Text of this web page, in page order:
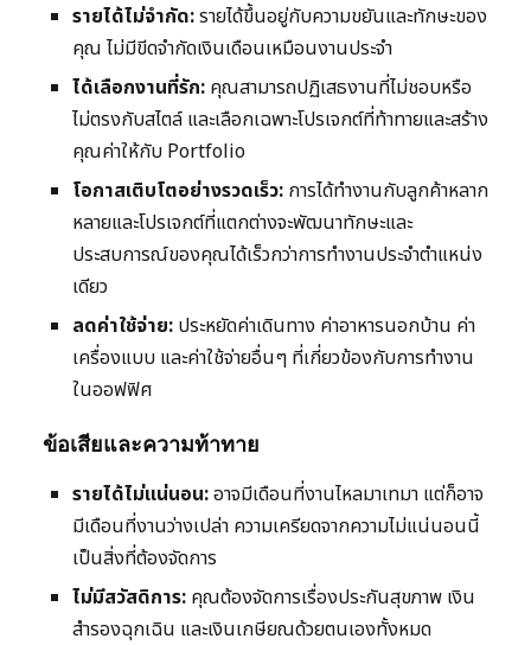
รายได้ไม่จำกัด:รายได้ขึ้นอยู่กับความขยันและทักษะของ
คุณ ไม่มีขีดจำกัดเงินเดือนเหมือนงานประจำ
ได้เลือกงานที่รัก: คุณสามารถปฏิเสธงานที่ไม่ชอบหรือ
ไม่ตรงกับสไตล์ และเลือกเฉพาะโปรเจกต์ที่ท้าทายและสร้าง
คุณค่าให้กับ Portfolio
โอกาสเติบโตอย่างรวดเร็ว: การได้ทำงานกับลูกค้าหลาก
หลายและโปรเจกต์ที่แตกต่างจะพัฒนาทักษะและ
ประสบการณ์ของคุณได้เร็วกว่าการทำงานประจำตำแหน่ง
เดียว
ลดค่าใช้จ่าย: ประหยัดค่าเดินทาง ค่าอาหารนอกบ้าน ค่า
เครื่องแบบ และค่าใช้จ่ายอื่นๆ ที่เกี่ยวข้องกับการทำงาน
ในออฟฟิศ
ข้อเสียและความท้าทาย
รายได้ไม่แน่นอน:อาจมีเดือนที่งานไหลมาเทมา แต่ก็อาจ
มีเดือนที่งานว่างเปล่า ความเครียดจากความไม่แน่นอนนี้
เป็นสิ่งที่ต้องจัดการ
ไม่มีสวัสดิการ: คุณต้องจัดการเรื่องประกันสุขภาพ เงิน
สำรองฉุกเฉิน และเงินเกษียณด้วยตนเองทั้งหมด